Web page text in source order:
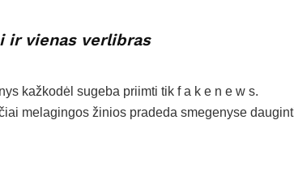
ir vienas verlibras
kažkodėl sugeba priimti tik f a k e n e w s.
melagingos žinios pradeda smegenyse